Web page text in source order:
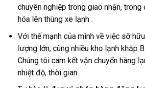
chuyên nghiệp trong giao nhận, trong
hóa lên thùng xe lạnh .
Với thế mạnh của mình về việc sỡ
lượng lớn, cùng nhiều kho lạnh khắp
Chúng tôi cam kết vận chuyển hàng
nhiệt độ, thời gian.